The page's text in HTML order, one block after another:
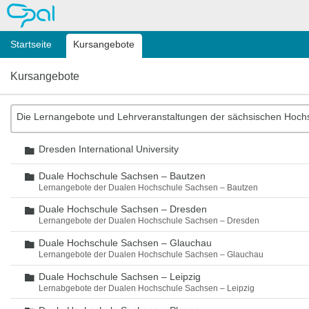
OPAL
Startseite Kursangebote
Kursangebote
Die Lernangebote und Lehrveranstaltungen der sächsischen
Ordner
Dresden International University
Ordner
Duale Hochschule Sachsen – Bautzen
Lernangebote der Dualen Hochschule Sachsen – Bautzen
Ordner
Duale Hochschule Sachsen – Dresden
Lernangebote der Dualen Hochschule Sachsen – Dresden
Ordner
Duale Hochschule Sachsen – Glauchau
Lernangebote der Dualen Hochschule Sachsen – Glauchau
Ordner
Duale Hochschule Sachsen – Leipzig
Lernabgebote der Dualen Hochschule Sachsen – Leipzig